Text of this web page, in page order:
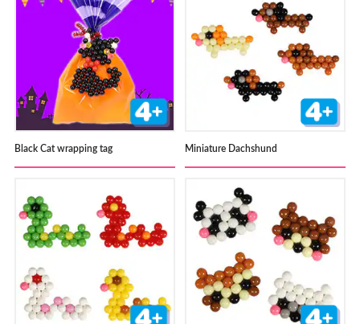
Black Cat wrapping tag Miniature Dachshund